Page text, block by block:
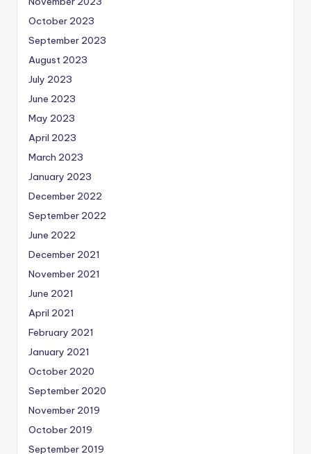
October 2023
September 2023
August 2023
July 2023
June 2023
May 2023
April 2023
March 2023
January 2023
December 2022
September 2022
June 2022
December 2021
November 2021
June 2021
April 2021
February 2021
January 2021
October 2020
September 2020
November 2019
October 2019
September 2019